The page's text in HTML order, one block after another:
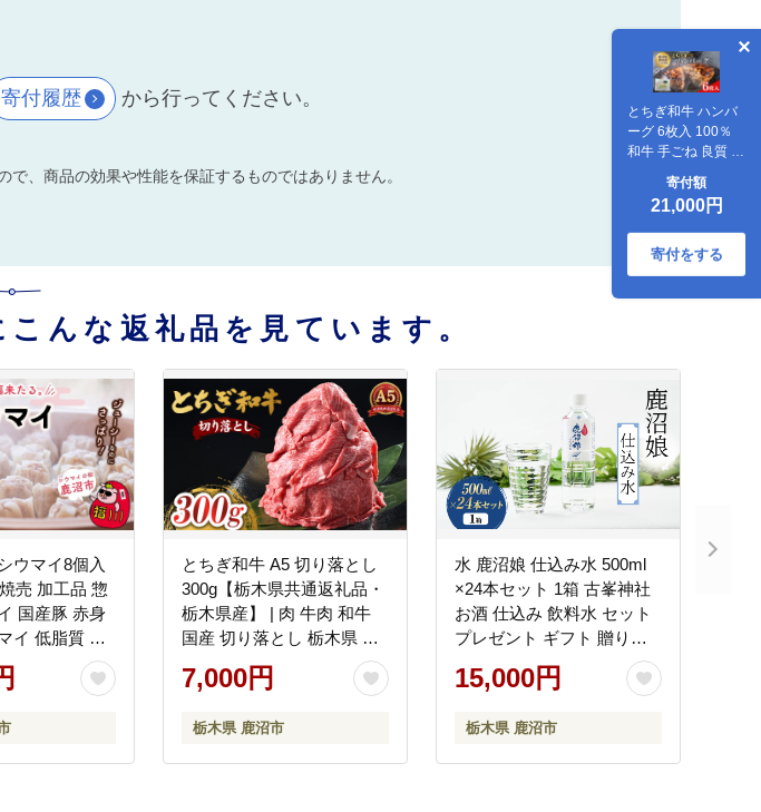
とちぎ和牛 ハンバ
ーグ 6枚入 100％
和牛 手ごね 良質 肉
寄付額
21,000円
寄付をする
寄付履歴 から行ってください。
、商品の効果や性能を保証するものではありません。
んな返礼品を見ています。
ウマイ8個入
売 加工品 惣
国産豚 赤身
イ 低脂質 笑
ジューシー
シー 美味し
とちぎ和牛 A5 切り落とし
300g【栃木県共通返礼品・
栃木県産】 | 肉 牛肉 和牛
国産 切り落とし 栃木県 鹿
7,000円
栃木県 鹿沼市
水 鹿沼娘 仕込み水 500ml
×24本セット 1箱 古峯神社
お酒 仕込み 飲料水 セット
プレゼント ギフト 贈り物
地産地消 鹿沼市 栃木県
15,000円
栃木県 鹿沼市